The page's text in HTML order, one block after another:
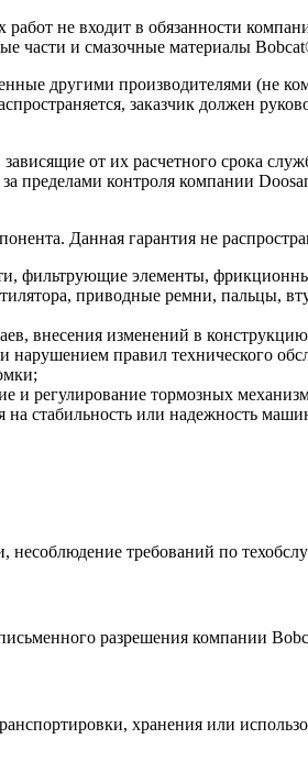
не входит в обязанности
части и смазочные материалы
другими производителями (не
заказчик должен
от их расчетного срока
пределами контроля компании
Данная гарантия не
элементы,
приводные ремни, пальцы,
внесения изменений в
правил технического
и регулирование тормозных
на стабильность или надежность
несоблюдение требований по
разрешения компании
хранения или